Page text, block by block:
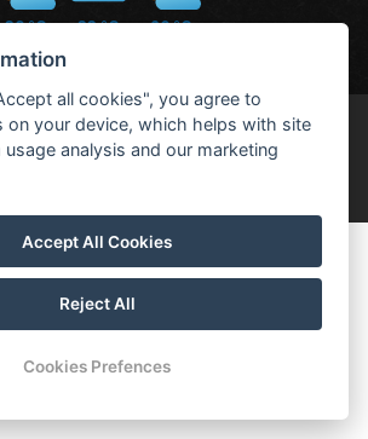
30 °C 33 °C
29 °C
2026 | All rights reserved
all cookies", you agree to
on your device, which helps with site
analysis and our marketing
Accept All Cookies
Reject All
Cookies Prefences